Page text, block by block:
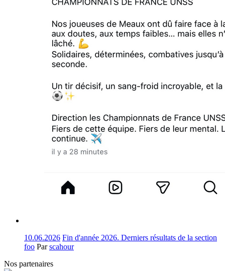
10.06.2026 Fin d'année 2026. Derniers résultats de la section
foo Parscahour
Nos partenaires